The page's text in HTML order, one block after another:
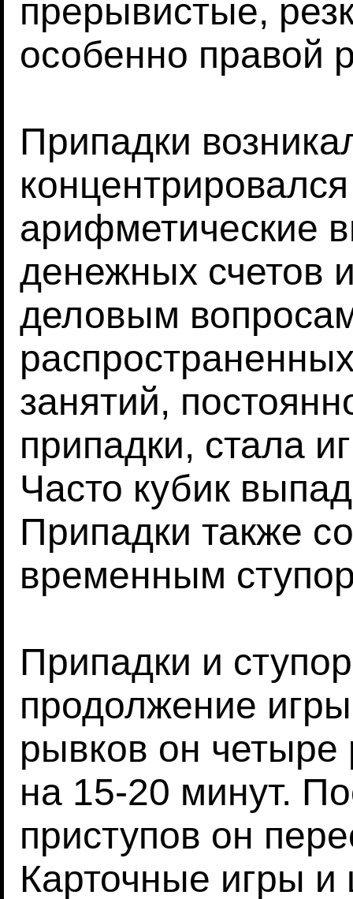
прерывистые,
особенно правой
Припадки
арифметические
денежных счетов
деловым
занятий,
припадки, стала
Часто кубик
Припадки также
временным
Припадки и
продолжение
рывков он четыре
на 15-20 минут.
приступов он
Карточные игры